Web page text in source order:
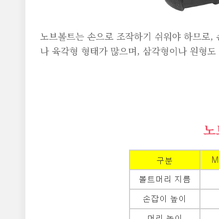
노브볼트는 손으로 조작하기 쉬워야 하므로
나 육각형 형태가 많으며, 삼각형이나 원형